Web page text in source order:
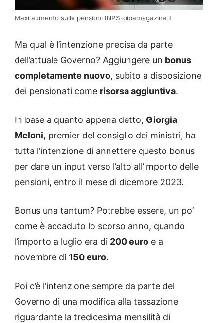
Maxi aumento sulle pensioni INPS-oipamagazine.it
Ma qual è l’intenzione precisa da parte
dell’attuale Governo? Aggiungere un bonus
completamente nuovo, subito a disposizione
dei pensionati come risorsa aggiuntiva.
In base a quanto appena detto, Giorgia
Meloni, premier del consiglio dei ministri, ha
tutta l’intenzione di annettere questo bonus
per dare un input verso l’alto all’importo delle
pensioni, entro il mese di dicembre 2023.
Bonus una tantum? Potrebbe essere, un po’
come è accaduto lo scorso anno, quando
l’importo a luglio era di 200 euro e a
novembre di 150 euro.
Poi c’è l’intenzione sempre da parte del
Governo di una modifica alla tassazione
riguardante la tredicesima mensilità di